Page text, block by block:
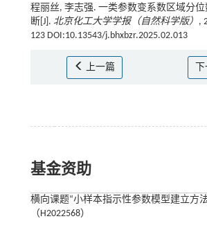
程丽丝, 李志强. 一类参数变系数区域分
断[J]. 北京化工大学学报（自然科学版） ,
123 DOI:10.13543/j.bhxbzr.2025.02.013
上一篇
基金资助
横向课题“小样本指示性参数模型建立方
（H2022568）